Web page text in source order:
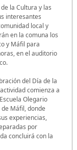
la Cultura y las
interesantes
local y
en la comuna los
y Máfil para
en el auditorio
del Día de la
comienza a
Olegario
Máfil, donde
experiencias,
por
concluirá con la